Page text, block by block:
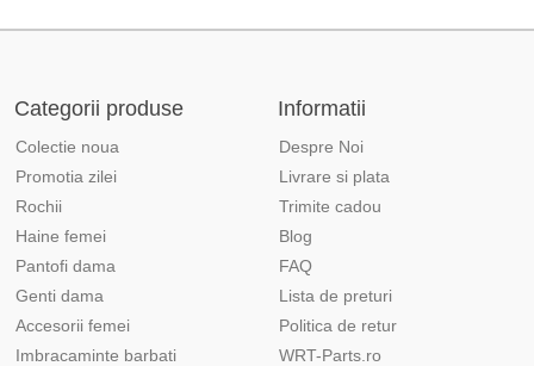
Categorii produse
Colectie noua
Promotia zilei
Rochii
Haine femei
Pantofi dama
Genti dama
Accesorii femei
Imbracaminte barbati
Informatii
Despre Noi
Livrare si plata
Trimite cadou
Blog
FAQ
Lista de preturi
Politica de retur
WRT-Parts.ro